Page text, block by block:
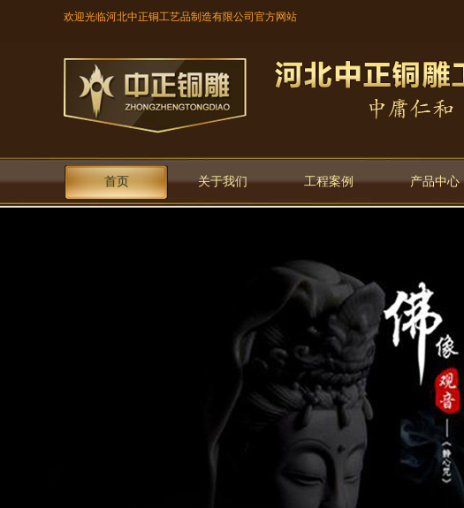
欢迎光临河北中正铜工艺品制造有限公司官方网站
首页 关于我们 工程案例 产品中心